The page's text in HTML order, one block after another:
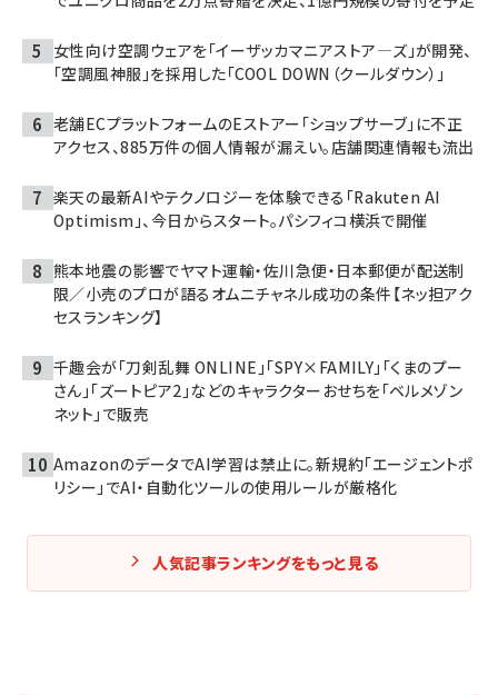
女性向け空調ウェアを「イーザッカマニアストア―ズ」が開発、
「空調風神服」を採用した「COOL DOWN（クールダウン）」
老舗ECプラットフォームのEストアー「ショップサーブ」に不正
アクセス、885万件の個人情報が漏えい。店舗関連情報も流出
楽天の最新AIやテクノロジーを体験できる「Rakuten AI
Optimism」、今日からスタート。パシフィコ横浜で開催
熊本地震の影響でヤマト運輸・佐川急便・日本郵便が配送制
限／小売のプロが語るオムニチャネル成功の条件【ネッ担アク
セスランキング】
千趣会が「刀剣乱舞 ONLINE」「SPY×FAMILY」「くまのプー
さん」「ズートピア2」などのキャラクターおせちを「ベルメゾン
ネット」で販売
AmazonのデータでAI学習は禁止に。新規約「エージェントポ
リシー」でAI・自動化ツールの使用ルールが厳格化
人気記事ランキングをもっと見る